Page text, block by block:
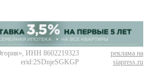
ИНН 8602219323
erid:2SDnjeSGKGP
реклама на
siapress.ru